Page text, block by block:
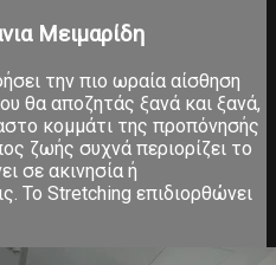
Μειμαρίδη
την πιο ωραία αίσθηση
θα αποζητάς ξανά και ξανά,
κομμάτι της προπόνησής
ζωής συχνά περιορίζει το
σε ακινησία ή
Το Stretching επιδιορθώνει